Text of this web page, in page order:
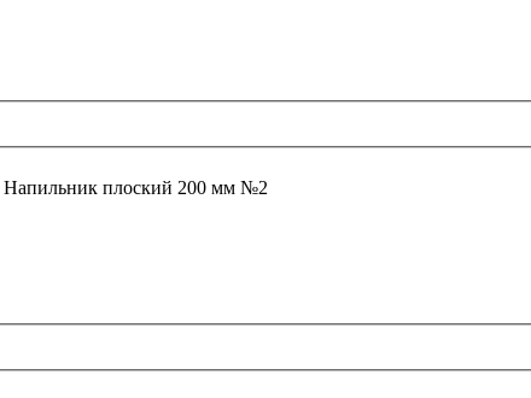
Напильник плоский 200 мм №2